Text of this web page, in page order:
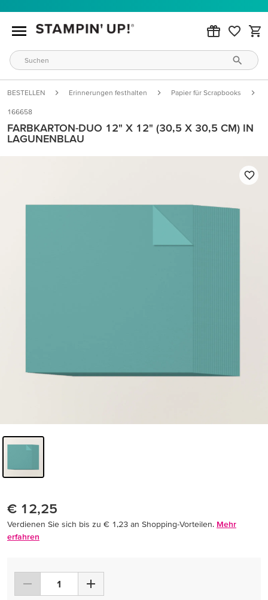
BESTELLEN Erinnerungen festhalten Papier für Scrapbooks
166658
FARBKARTON-DUO 12" X 12" (30,5 X 30,5 CM) IN
LAGUNENBLAU
€ 12,25
Verdienen Sie sich bis zu € 1,23 an Shopping-Vorteilen. Mehr
erfahren